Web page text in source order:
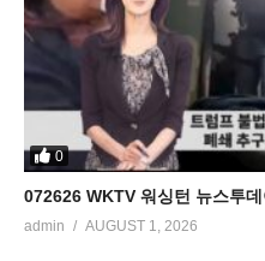
0
072626 WKTV 워싱턴 뉴스투
admin AUGUST 1, 2026